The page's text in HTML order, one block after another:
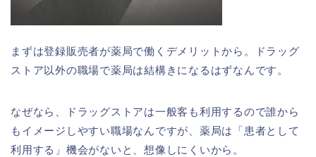
まずは登録販売者が薬局で働くデメリットから。ドラッグ
ストア以外の職場で薬局は結構きになるはずなんです。
なぜなら、ドラッグストアは一般客も利用するので誰から
もイメージしやすい職場なんですが、薬局は「患者として
利用する」機会がないと、想像しにくいから。